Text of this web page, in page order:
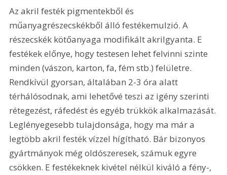
Az akril festék pigmentekből és
műanyagrészecskékből álló festékemulzió. A
részecskék kötőanyaga modifikált akrilgyanta. E
festékek előnye, hogy testesen lehet felvinni szinte
minden (vászon, karton, fa, fém stb.) felületre.
Rendkívül gyorsan, általában 2-3 óra alatt
térhálósodnak, ami lehetővé teszi az igény szerinti
rétegezést, ráfedést és egyéb trükkök alkalmazását.
Leglényegesebb tulajdonsága, hogy ma már a
legtöbb akril festék vízzel hígítható. Bár bizonyos
gyártmányok még oldószeresek, számuk egyre
csökken. E festékeknek kivétel nélkül kiváló a fény-,